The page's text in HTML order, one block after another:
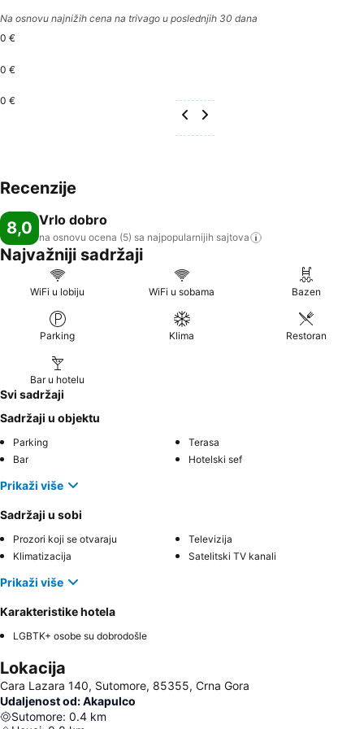
Na osnovu najnižih cena na trivago u poslednjih 30 dana
0 €
0 €
0 €
Recenzije
8,0 Vrlo dobro
na osnovu ocena (5) sa najpopularnijih sajtova
Najvažniji sadržaji
WiFi u lobiju WiFi u sobama Bazen
Parking Klima Restoran
Bar u hotelu
Svi sadržaji
Sadržaji u objektu
Parking
Terasa
Bar
Hotelski sef
Prikaži više
Sadržaji u sobi
Prozori koji se otvaraju
Televizija
Klimatizacija
Satelitski TV kanali
Prikaži više
Karakteristike hotela
LGBTK+ osobe su dobrodošle
Lokacija
Cara Lazara 140, Sutomore, 85355, Crna Gora
Udaljenost od: Akapulco
Sutomore: 0.4 km